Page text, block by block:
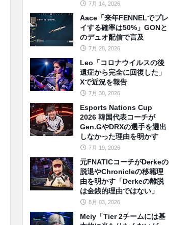
7月 14, 2026
Aace「来年FENNELでプレ
イする確率は50%」GONと
のデュオ配信で言及
7月 28, 2026
Leo「コロナウイルスの後
遺症から完全に回復した」
Xで近況を報告
7月 30, 2026
Esports Nations Cup
2026 韓国代表コーチが
Gen.GやDRXの選手を選出
しなかった理由を明かす
7月 19, 2026
元FNATICコーチがDerkeの
脱退やChronicleの移籍理
由を明かす「Derkeの離脱
は金銭的理由ではない」
8月 03, 2026
Meiy「Tier 2チームには基